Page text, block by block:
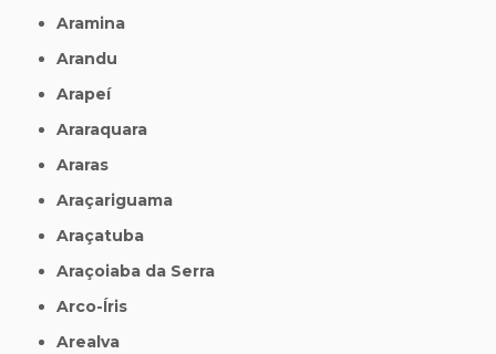
Aramina
Arandu
Arapeí
Araraquara
Araras
Araçariguama
Araçatuba
Araçoiaba da Serra
Arco-Íris
Arealva